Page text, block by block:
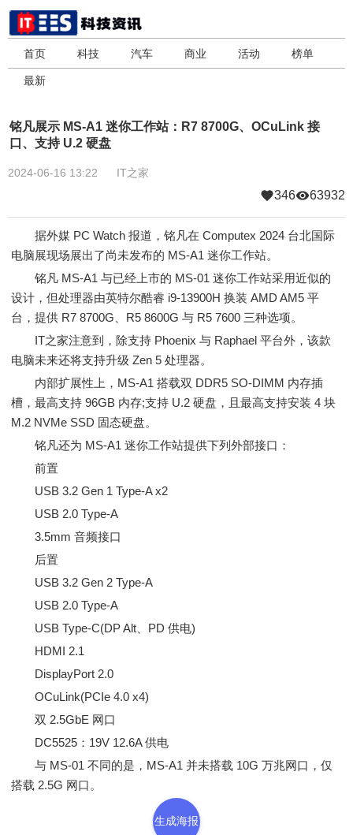
首页 科技 汽车 商业 活动 榜单
最新
铭凡展示 MS-A1 迷你工作站：R7 8700G、OCuLink 接
口、支持 U.2 硬盘
2024-06-16 13:22 IT之家
346 63932
据外媒 PC Watch 报道，铭凡在 Computex 2024 台北国际
电脑展现场展出了尚未发布的 MS-A1 迷你工作站。
铭凡 MS-A1 与已经上市的 MS-01 迷你工作站采用近似的
设计，但处理器由英特尔酷睿 i9-13900H 换装 AMD AM5 平
台，提供 R7 8700G、R5 8600G 与 R5 7600 三种选项。
IT之家注意到，除支持 Phoenix 与 Raphael 平台外，该款
电脑未来还将支持升级 Zen 5 处理器。
内部扩展性上，MS-A1 搭载双 DDR5 SO-DIMM 内存插
槽，最高支持 96GB 内存;支持 U.2 硬盘，且最高支持安装 4 块
M.2 NVMe SSD 固态硬盘。
铭凡还为 MS-A1 迷你工作站提供下列外部接口：
前置
USB 3.2 Gen 1 Type-A x2
USB 2.0 Type-A
3.5mm 音频接口
后置
USB 3.2 Gen 2 Type-A
USB 2.0 Type-A
USB Type-C(DP Alt、PD 供电)
HDMI 2.1
DisplayPort 2.0
OCuLink(PCIe 4.0 x4)
双 2.5GbE 网口
DC5525：19V 12.6A 供电
与 MS-01 不同的是，MS-A1 并未搭载 10G 万兆网口，仅
搭载 2.5G 网口。
生成海报